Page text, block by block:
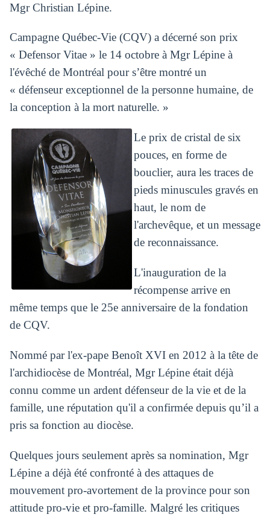
Mgr Christian Lépine.
Campagne Québec-Vie (CQV) a décerné son prix
« Defensor Vitae » le 14 octobre à Mgr Lépine à
l'évêché de Montréal pour s’être montré un
« défenseur exceptionnel de la personne humaine, de
la conception à la mort naturelle. »
Le prix de cristal de six
pouces, en forme de
bouclier, aura les traces de
pieds minuscules gravés en
haut, le nom de
l'archevêque, et un message
de reconnaissance.
L'inauguration de la
récompense arrive en
même temps que le 25e anniversaire de la fondation
de CQV.
Nommé par l'ex-pape Benoît XVI en 2012 à la tête de
l'archidiocèse de Montréal, Mgr Lépine était déjà
connu comme un ardent défenseur de la vie et de la
famille, une réputation qu'il a confirmée depuis qu’il a
pris sa fonction au diocèse.
Quelques jours seulement après sa nomination, Mgr
Lépine a déjà été confronté à des attaques de
mouvement pro-avortement de la province pour son
attitude pro-vie et pro-famille. Malgré les critiques